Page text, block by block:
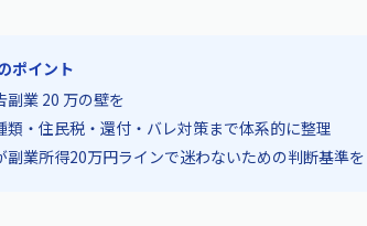
ポイント
副業 20 万の壁を
類・住民税・還付・バレ対策まで体系的に整理
副業所得20万円ラインで迷わないための判断基準を